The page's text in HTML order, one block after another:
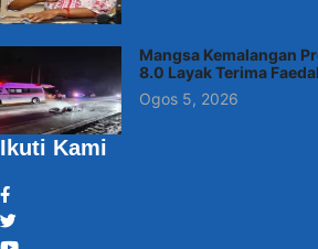
Mangsa Kemalangan
8.0 Layak Terima
Ogos 5, 2026
Ikuti Kami